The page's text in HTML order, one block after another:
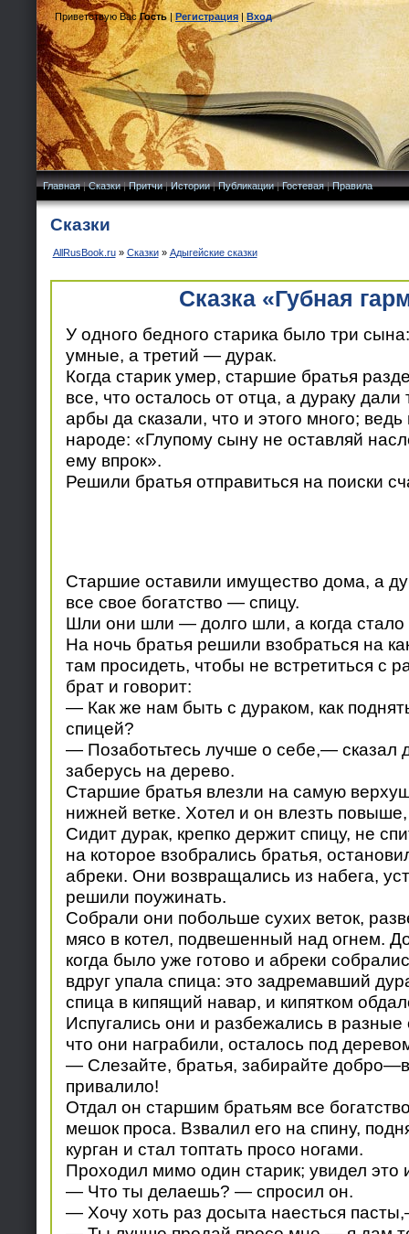
Приветствую Вас Гость|Регистрация|Вход
Главная|Сказки|Притчи|Истории|Публикации|Гостевая|Правила
Сказки
AllRusBook.ru» Сказки» Адыгейские сказки
Сказка «Губная
У одного бедного старика было три
умные, а третий — дурак.
Когда старик умер, старшие братья
все, что осталось от отца, а дураку дали
арбы да сказали, что и этого много;
народе: «Глупому сыну не оставляй
ему впрок».
Решили братья отправиться на поиски
Старшие оставили имущество дома, а
все свое богатство — спицу.
Шли они шли — долго шли, а когда стало
На ночь братья решили взобраться на
там просидеть, чтобы не встретиться с
брат и говорит:
— Как же нам быть с дураком, как
спицей?
— Позаботьтесь лучше о себе,— сказал
заберусь на дерево.
Старшие братья влезли на самую
нижней ветке. Хотел и он влезть
Сидит дурак, крепко держит спицу, не
на которое взобрались братья,
абреки. Они возвращались из набега,
решили поужинать.
Собрали они побольше сухих веток,
мясо в котел, подвешенный над огнем.
когда было уже готово и абреки
вдруг упала спица: это задремавший
спица в кипящий навар, и кипятком
Испугались они и разбежались в
что они награбили, осталось под
— Слезайте, братья, забирайте
привалило!
Отдал он старшим братьям все
мешок проса. Взвалил его на спину,
курган и стал топтать просо ногами.
Проходил мимо один старик; увидел это
— Что ты делаешь? — спросил он.
— Хочу хоть раз досыта наесться